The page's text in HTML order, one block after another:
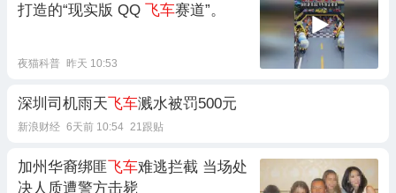
打造的“现实版 QQ 飞车赛道”。
夜猫科普 昨天 10:53
深圳司机雨天 飞车溅水被罚500元
新浪财经 6天前 10:54 21跟贴
加州华裔绑匪 飞车难逃拦截 当场处
决人质遭警方击毙